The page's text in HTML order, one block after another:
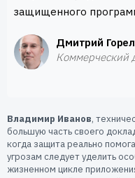
защищенного
Дмитрий
Коммерческий
Владимир Иванов,
большую часть своего
когда защита реально
угрозам следует уделить
жизненном цикле